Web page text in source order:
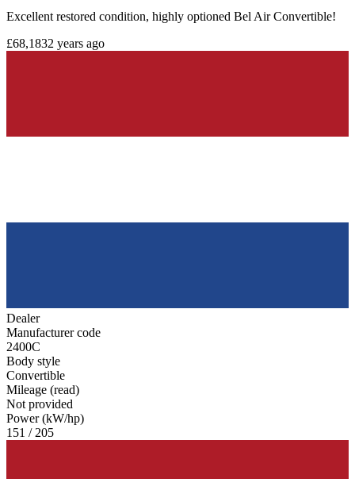
Excellent restored condition, highly optioned Bel Air Convertible!
£68,1832 years ago
Dealer
Manufacturer code
2400C
Body style
Convertible
Mileage (read)
Not provided
Power (kW/hp)
151 / 205